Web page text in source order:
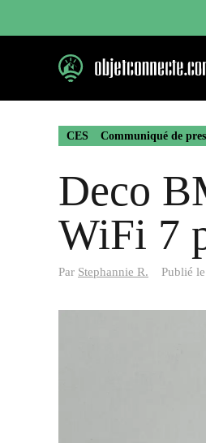
CES Communiqué de
Deco
WiFi 7
Par Stephannie R. Publié le